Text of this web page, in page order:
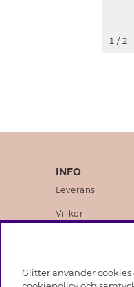
1 / 2
INFO
Leverans
Villkor
Medlemsvillkor
Glitter använder